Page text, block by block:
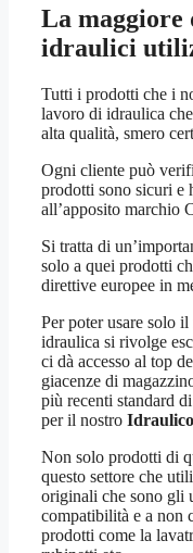
La
idraulici
Tutti i prodotti che i
lavoro di idraulica
alta qualità, smero
Ogni cliente può
prodotti sono sicuri e
all’apposito marchio
Si tratta di
solo a quei prodotti
direttive europee in
Per poter usare solo
idraulica si rivolge
ci dà accesso al top
giacenze di
più recenti standard
per il nostro
Non solo prodotti di
questo settore che
originali che sono gli
compatibilità e a non
prodotti come la